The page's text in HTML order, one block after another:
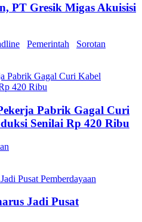
PT Gresik Migas Akuisisi
Pemerintah
Sorotan
Pabrik Gagal Curi
Senilai Rp 420 Ribu
Jadi Pusat